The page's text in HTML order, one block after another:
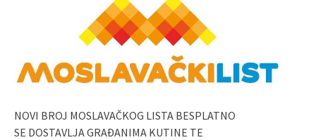
NOVI BROJ MOSLAVAČKOG LISTA BESPLATNO
SE DOSTAVLJA GRAĐANIMA KUTINE TE